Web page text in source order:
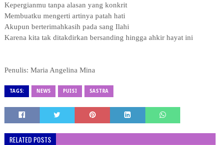
Kepergianmu tanpa alasan yang konkrit
Membuatku mengerti artinya patah hati
Akupun berterimahkasih pada sang Ilahi
Karena kita tak ditakdirkan bersanding hingga ahkir hayat ini
Penulis: Maria Angelina Mina
TAGS: NEWS PUISI SASTRA
RELATED POSTS